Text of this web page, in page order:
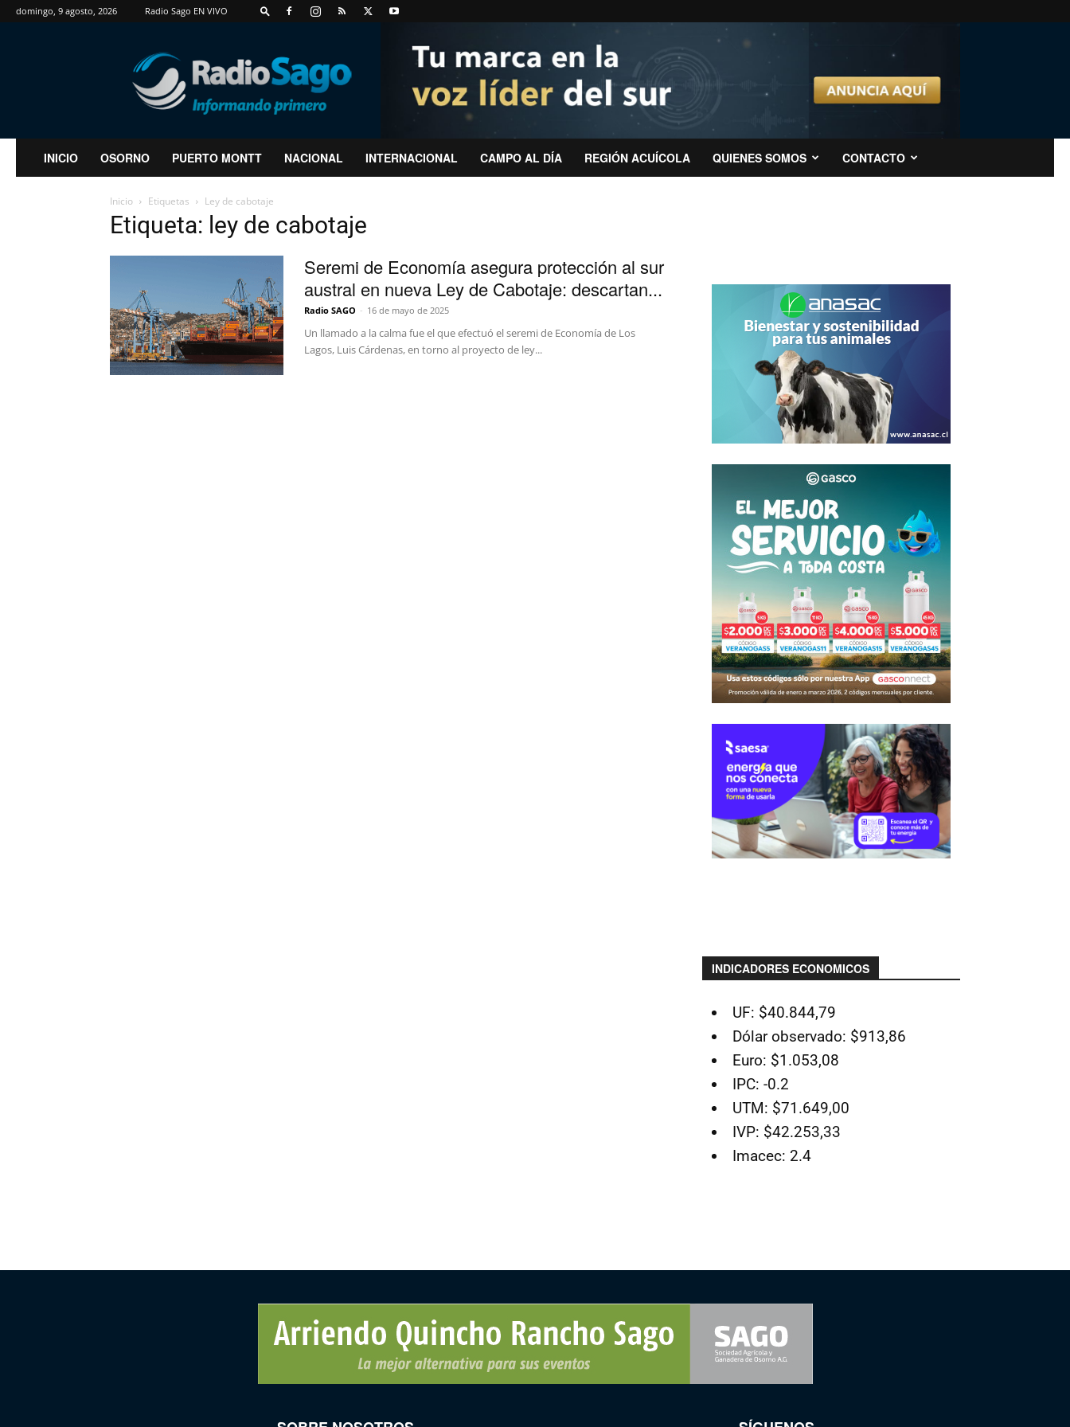
domingo, 9 agosto, 2026 Radio Sago EN VIVO
RadioSago
INICIO OSORNO PUERTO MONTT NACIONAL INTERNACIONAL CAMPO AL DÍA REGIÓN ACUÍCOLA QUIENES SOMOS CONTACTO
Inicio Etiquetas Ley de cabotaje
Etiqueta: ley de cabotaje
Seremi de Economía asegura protección al sur
austral en nueva Ley de Cabotaje: descartan...
Radio SAGO - 16 de mayo de 2025
Un llamado a la calma fue el que efectuó el seremi de Economía de Los
Lagos, Luis Cárdenas, en torno al proyecto de ley...
INDICADORES ECONOMICOS
UF: $40.844,79
Dólar observado: $913,86
Euro: $1.053,08
IPC: -0.2
UTM: $71.649,00
IVP: $42.253,33
Imacec: 2.4